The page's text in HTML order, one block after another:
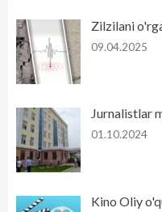
Zilzilani
09.04.2025
Jurnalistlar
01.10.2024
Kino Oliy